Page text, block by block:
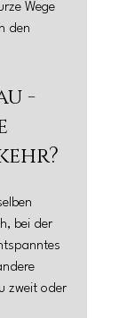
Wege
den
-
bei der
zweit oder